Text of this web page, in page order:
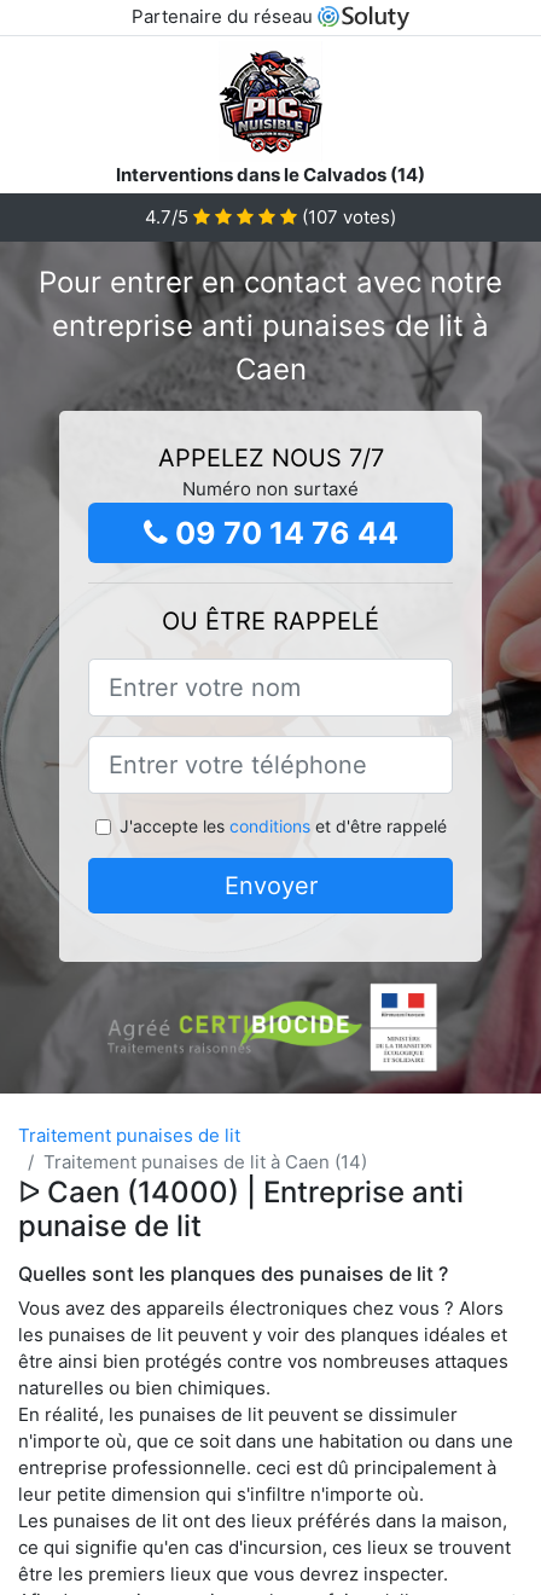
Partenaire du réseau
Interventions dans le Calvados (14)
4.7/5
(107 votes)
Pour entrer en contact avec notre
entreprise anti punaises de lit à
Caen
APPELEZ NOUS 7/7
Numéro non surtaxé
09 70 14 76 44
OU ÊTRE RAPPELÉ
J'accepte les conditionset d'être rappelé
Envoyer
Traitement punaises de lit
Traitement punaises de lit à Caen (14)
ᐅ Caen (14000) | Entreprise anti
punaise de lit
Quelles sont les planques des punaises de lit ?
Vous avez des appareils électroniques chez vous ? Alors
les punaises de lit peuvent y voir des planques idéales et
être ainsi bien protégés contre vos nombreuses attaques
naturelles ou bien chimiques.
En réalité, les punaises de lit peuvent se dissimuler
n'importe où, que ce soit dans une habitation ou dans une
entreprise professionnelle. ceci est dû principalement à
leur petite dimension qui s'infiltre n'importe où.
Les punaises de lit ont des lieux préférés dans la maison,
ce qui signifie qu'en cas d'incursion, ces lieux se trouvent
être les premiers lieux que vous devrez inspecter.